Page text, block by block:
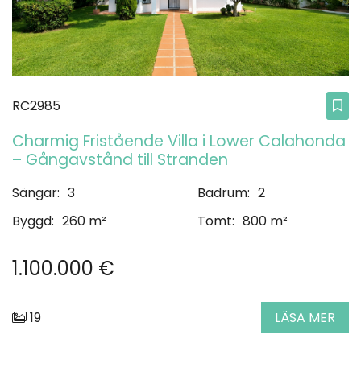
RC2985
Charmig Fristående Villa i Lower Calahonda
– Gångavstånd till Stranden
Sängar: 3 Badrum: 2
Byggd: 260 m² Tomt: 800 m²
1.100.000 €
19 LÄSA MER